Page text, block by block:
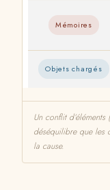
Mémoires
Objets chargés
Un conflit
déséquilibre que les
la cause.